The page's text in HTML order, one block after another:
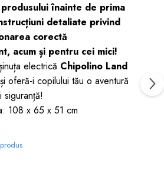
înainte de prima
detaliate privind
corectă
acum și pentru cei mici!
electrică Chipolino Land
oferă-i copilului tău o aventură
siguranță!
108 x 65 x 51 cm